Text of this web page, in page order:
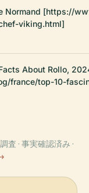
Normand [https://
viking.html]
About Rollo,
france/top-10-
· 事実確認済み ·